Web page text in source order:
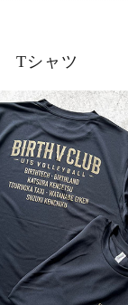
Tシャツ